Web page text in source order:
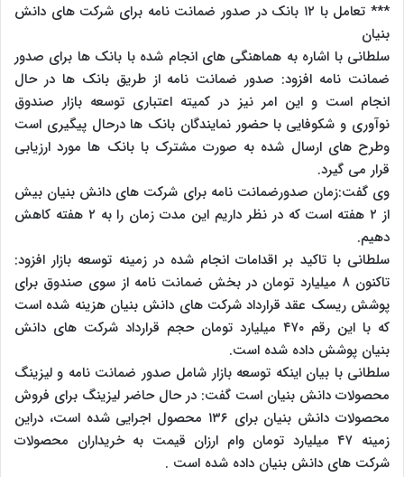
*** تعامل با ۱۲ بانک در صدور ضمانت نامه برای شرکت های دانش
بنیان
سلطانی با اشاره به هماهنگی های انجام شده با بانک ها برای صدور
ضمانت نامه افزود: صدور ضمانت نامه از طریق بانک ها در حال
انجام است و این امر نیز در کمیته اعتباری توسعه بازار صندوق
نوآوری و شکوفایی با حضور نمایندگان بانک ها درحال پیگیری است
وطرح های ارسال شده به صورت مشترک با بانک ها مورد ارزیابی
قرار می گیرد.
وی گفت:زمان صدورضمانت نامه برای شرکت های دانش بنیان بیش
از ۲ هفته است که در نظر داریم این مدت زمان را به ۲ هفته کاهش
دهیم.
سلطانی با تاکید بر اقدامات انجام شده در زمینه توسعه بازار افزود:
تاکنون ۸ میلیارد تومان در بخش ضمانت نامه از سوی صندوق برای
پوشش ریسک عقد قرارداد شرکت های دانش بنیان هزینه شده است
که با این رقم ۴۷۰ میلیارد تومان حجم قرارداد شرکت های دانش
بنیان پوشش داده شده است.
سلطانی با بیان اینکه توسعه بازار شامل صدور ضمانت نامه و لیزینگ
محصولات دانش بنیان است گفت: در حال حاضر لیزینگ برای فروش
محصولات دانش بنیان برای ۱۳۶ محصول اجرایی شده است، دراین
زمینه ۴۷ میلیارد تومان وام ارزان قیمت به خریداران محصولات
شرکت های دانش بنیان داده شده است .